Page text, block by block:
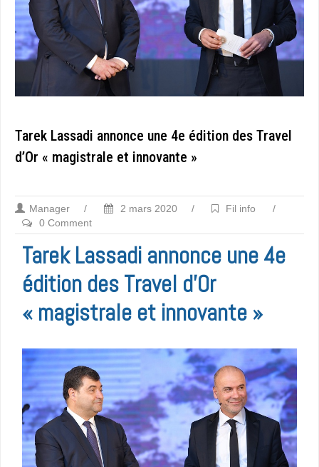
Tarek Lassadi annonce une 4e édition des Travel
d’Or « magistrale et innovante »
Manager / 2 mars 2020 / Fil info
/
0 Comment
Tarek Lassadi annonce une 4e
édition des Travel d’Or
« magistrale et innovante »